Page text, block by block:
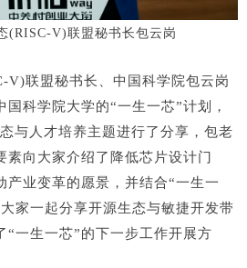
(RISC-V)联盟秘书长包云岗
V)联盟秘书长、中国科学院包云岗
科学院大学的“一生一芯”计划，
与人才培养主题进行了分享，包老
素向大家介绍了降低芯片设计门
产业变革的愿景，并结合“一生一
家一起分享开源生态与敏捷开发带
“一生一芯”的下一步工作开展方